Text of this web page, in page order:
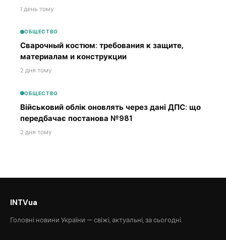
1 день тому
ОБЩЕСТВО
Сварочный костюм: требования к защите,
материалам и конструкции
2 дня тому
ОБЩЕСТВО
Військовий облік оновлять через дані ДПС: що
передбачає постанова №981
2 дня тому
INTVua
Головні новини України — свіжі, актуальні, за сьогодні.